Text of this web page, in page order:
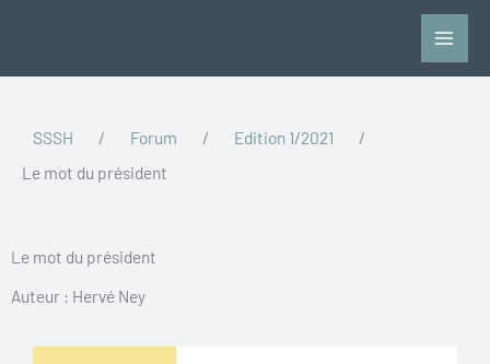
SSSH / Forum / Edition 1/2021
/
Le mot du président
Le mot du président
Auteur : Hervé Ney